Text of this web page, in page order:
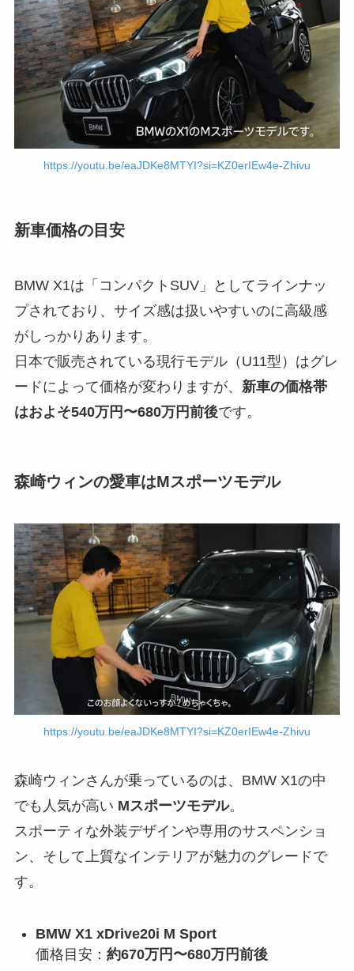
https://youtu.be/eaJDKe8MTYI?si=KZ0erIEw4e-Zhivu
新車価格の目安
BMW X1は「コンパクトSUV」としてラインナッ
プされており、サイズ感は扱いやすいのに高級感
がしっかりあります。
日本で販売されている現行モデル（U11型）はグレ
ードによって価格が変わりますが、 新車の価格帯
はおよそ540万円〜680万円前後です。
森崎ウィンの愛車はMスポーツモデル
https://youtu.be/eaJDKe8MTYI?si=KZ0erIEw4e-Zhivu
森崎ウィンさんが乗っているのは、BMW X1の中
でも人気が高い Mスポーツモデル。
スポーティな外装デザインや専用のサスペンショ
ン、そして上質なインテリアが魅力のグレードで
す。
BMW X1 xDrive20i M Sport
価格目安： 約670万円〜680万円前後